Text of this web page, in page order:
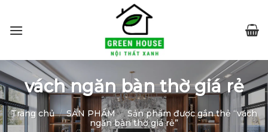
content
vách ngăn bàn thờ giá rẻ
Trang chủ / SẢN PHẨM / Sản phẩm được gắn thẻ “vách
ngăn bàn thờ giá rẻ”